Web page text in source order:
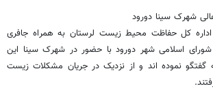
شهرک سینا دورود
کل حفاظت محیط زیست لرستان به همراه جافری
اسلامی شهر دورود با حضور در شهرک سینا این
گفتگو نموده اند و از نزدیک در جریان مشکلات زیست